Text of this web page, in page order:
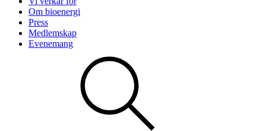
Om bioenergi
Press
Medlemskap
Evenemang